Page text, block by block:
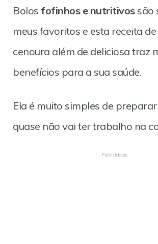
Bolos fofinhos e nutritivossão
meus favoritos e esta receita
cenoura além de deliciosa traz
benefícios para a sua saúde.
Ela é muito simples de
quase não vai ter trabalho na
Publicidade